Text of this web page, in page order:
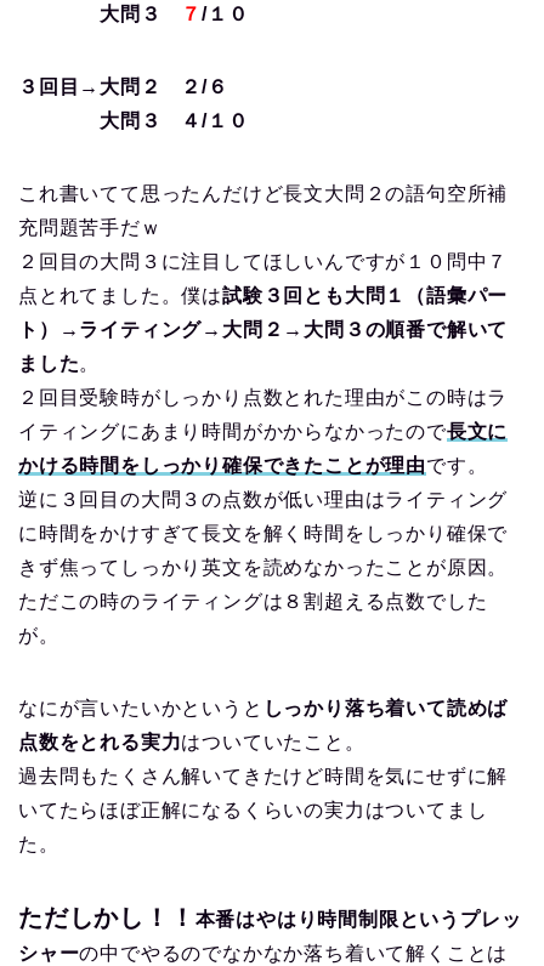
大問３ ７/１０
３回目→大問２ ２/６
大問３ ４/１０
これ書いてて思ったんだけど長文大問２の語句空所補
充問題苦手だｗ
２回目の大問３に注目してほしいんですが１０問中７
点とれてました。僕は試験３回とも大問１（語彙パー
ト）→ライティング→大問２→大問３の順番で解いて
ました。
２回目受験時がしっかり点数とれた理由がこの時はラ
イティングにあまり時間がかからなかったので長文に
かける時間をしっかり確保できたことが理由です。
逆に３回目の大問３の点数が低い理由はライティング
に時間をかけすぎて長文を解く時間をしっかり確保で
きず焦ってしっかり英文を読めなかったことが原因。
ただこの時のライティングは８割超える点数でした
が。
なにが言いたいかというと しっかり落ち着いて読めば
点数をとれる実力はついていたこと。
過去問もたくさん解いてきたけど時間を気にせずに解
いてたらほぼ正解になるくらいの実力はついてまし
た。
ただしかし！！ 本番はやはり時間制限というプレッ
シャーの中でやるのでなかなか落ち着いて解くことは